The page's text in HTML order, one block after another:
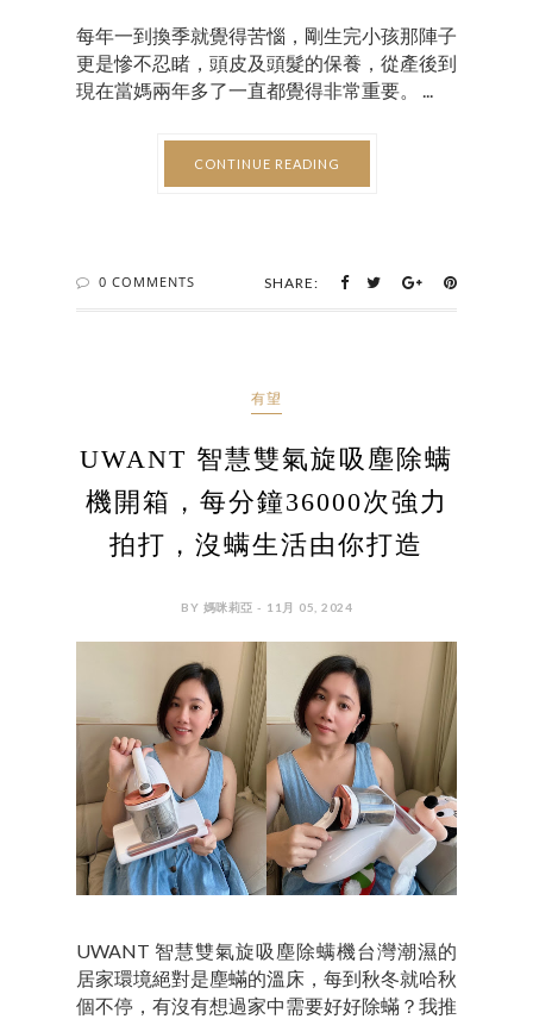
每年一到換季就覺得苦惱，剛生完小孩那陣子
更是慘不忍睹，頭皮及頭髮的保養，從產後到
現在當媽兩年多了一直都覺得非常重要。 ...
CONTINUE READING
0 COMMENTS SHARE:
有望
UWANT 智慧雙氣旋吸塵除螨
機開箱，每分鐘36000次強力
拍打，沒螨生活由你打造
BY 媽咪莉亞 - 11月 05, 2024
UWANT 智慧雙氣旋吸塵除螨機台灣潮濕的
居家環境絕對是塵蟎的溫床，每到秋冬就哈秋
個不停，有沒有想過家中需要好好除蟎？我推